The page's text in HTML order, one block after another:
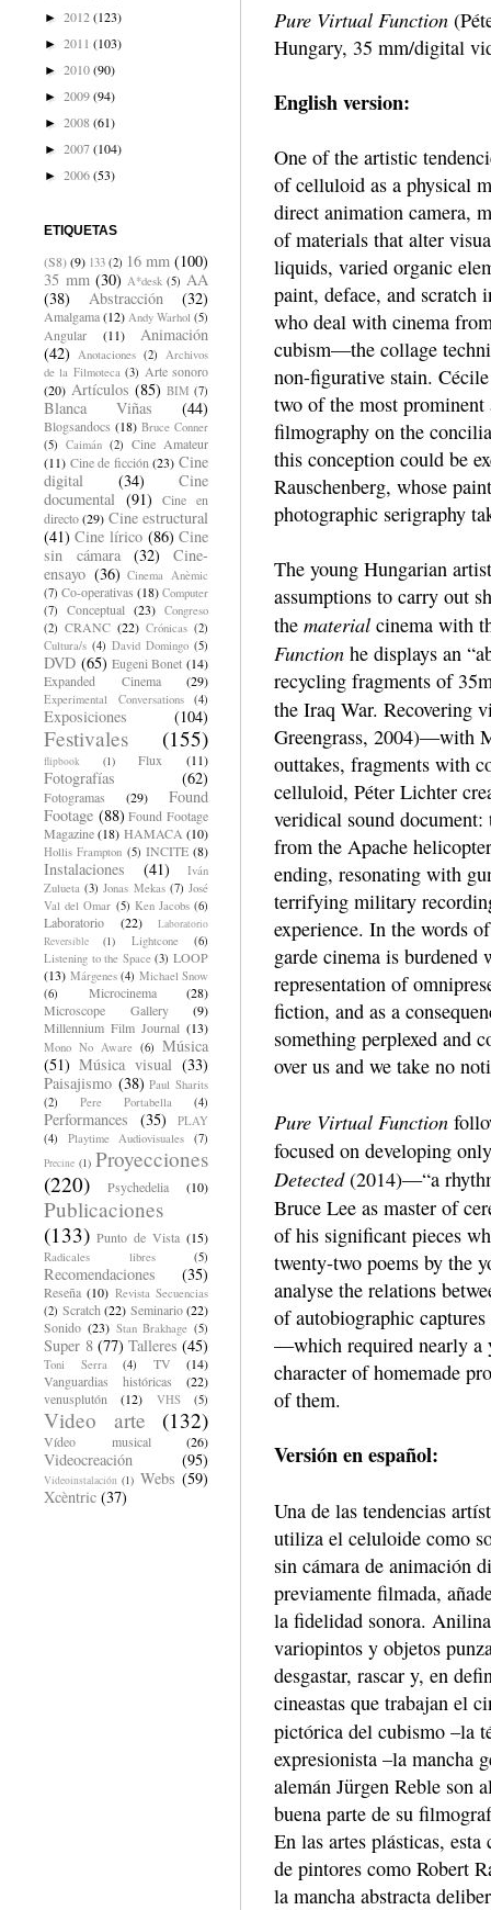
Pure Virtual Function
Hungary, 35 mm/digital
English version:
One of the artistic
of celluloid as a physical
direct animation camera,
of materials that alter
liquids, varied organic
paint, deface, and scratch
who deal with cinema
cubism—the collage
non-figurative stain.
two of the most prominent
filmography on the
this conception could be
Rauschenberg, whose
photographic serigraphy
The young Hungarian
assumptions to carry out
the material cinema with
Function he displays an
recycling fragments of
the Iraq War. Recovering
Greengrass, 2004)—with
outtakes, fragments with
celluloid, Péter Lichter
veridical sound document:
from the Apache
ending, resonating with
terrifying military
experience. In the words
garde cinema is
representation of
fiction, and as a
something perplexed and
over us and we take no
Pure Virtual Function
focused on developing
Detected(2014)—“a
Bruce Lee as master of
of his significant pieces
twenty-two poems by the
analyse the relations
of autobiographic
—which required nearly a
character of homemade
of them.
Versión en español:
Una de las tendencias
utiliza el celuloide como
sin cámara de animación
previamente filmada,
la fidelidad sonora.
variopintos y objetos
desgastar, rascar y, en
cineastas que trabajan el
pictórica del cubismo –la
expresionista –la mancha
alemán Jürgen Reble son
buena parte de su
En las artes plásticas,
de pintores como Robert
la mancha abstracta
► 2012(123)
► 2011 (103)
► 2010(90)
► 2009(94)
► 2008(61)
► 2007(104)
► 2006(53)
ETIQUETAS
(S8)(9) 133 (2) 16 mm (100)
35 mm (30) A*desk (5) AA
(38)
Abstracción (32)
Amalgama(12) Andy Warhol (5)
Angular (11)
Animación
(42)
Anotaciones (2)
Archivos
de la Filmoteca (3) Arte sonoro
(20) Artículos (85) BIM (7)
Blanca Viñas (44)
Blogsandocs (18) Bruce Conner
(5) Caimán (2) Cine Amateur
(11) Cine de ficción (23) Cine
digital
(34)
Cine
documental (91)
Cine en
directo (29) Cine estructural
(41) Cine lírico (86) Cine
sin cámara
(32)
Cine-
ensayo (36) Cinema Anèmic
(7) Co-operativas (18) Computer
(7)
Conceptual (23) Congreso
(2) CRANC (22) Crónicas (2)
Cultura/s (4) David Domingo (5)
DVD (65) Eugeni Bonet (14)
Expanded Cinema
(29)
Experimental Conversations (4)
Exposiciones (104)
Festivales (155)
flipbook (1) Flux (11)
Fotografías (62)
Fotogramas (29)
Found
Footage (88) Found Footage
Magazine (18) HAMACA (10)
Hollis Frampton (5) INCITE (8)
Instalaciones (41)
Iván
Zulueta (3) Jonas Mekas (7) José
Val del Omar (5) Ken Jacobs (6)
Laboratorio (22)
Laboratorio
Reversible
(1) Lightcone
(6)
Listening to the Space (3) LOOP
(13) Márgenes (4) Michael Snow
(6)
Microcinema
(28)
Microscope Gallery
(9)
Millennium Film Journal (13)
Mono No Aware (6) Música
(51) Música visual (33)
Paisajismo (38) Paul Sharits
(2)
Pere Portabella (4)
Performances (35)
PLAY
(4)
Playtime Audiovisuales (7)
Precine (1) Proyecciones
(220)
Psychedelia (10)
Publicaciones
(133) Punto de Vista (15)
Radicales libres (5)
Recomendaciones (35)
Reseña (10) Revista Secuencias
(2) Scratch (22) Seminario (22)
Sonido (23) Stan Brakhage (5)
Super 8 (77) Talleres (45)
Toni Serra (4) TV
(14)
Vanguardias históricas
(22)
venusplutón
(12) VHS (5)
Video arte (132)
Vídeo musical (26)
Videocreación (95)
Videoinstalación (1) Webs (59)
Xcèntric (37)